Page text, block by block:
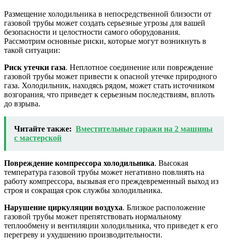
Размещение холодильника в непосредственной близости от
газовой трубы может создать серьезные угрозы для вашей
безопасности и целостности самого оборудования.
Рассмотрим основные риски, которые могут возникнуть в
такой ситуации:
Риск утечки газа. Неплотное соединение или повреждение
газовой трубы может привести к опасной утечке природного
газа. Холодильник, находясь рядом, может стать источником
возгорания, что приведет к серьезным последствиям, вплоть
до взрыва.
Читайте также: Вместительные гаражи на 2 машины
с мастерской
Повреждение компрессора холодильника. Высокая
температура газовой трубы может негативно повлиять на
работу компрессора, вызывая его преждевременный выход из
строя и сокращая срок службы холодильника.
Нарушение циркуляции воздуха. Близкое расположение
газовой трубы может препятствовать нормальному
теплообмену и вентиляции холодильника, что приведет к его
перегреву и ухудшению производительности.